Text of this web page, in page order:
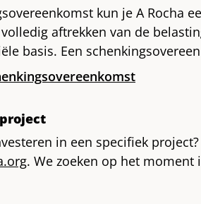
kun je A Rocha
aftrekken van de
basis. Een
in een specifiek
. We zoeken op het moment